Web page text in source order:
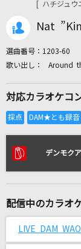
リ
伊良湖岬
Little Samba
Hilcrhyme(ヒルクラ
[ ハチジュウ
Nat
選曲番号： 1203-60
Around
対応カラオケコ
デンモク
配信中のカラオ
LIVE DAM